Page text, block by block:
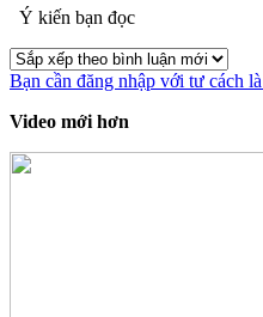
Ý kiến bạn đọc
Bạn cần đăng nhập với tư cách là
Video mới hơn